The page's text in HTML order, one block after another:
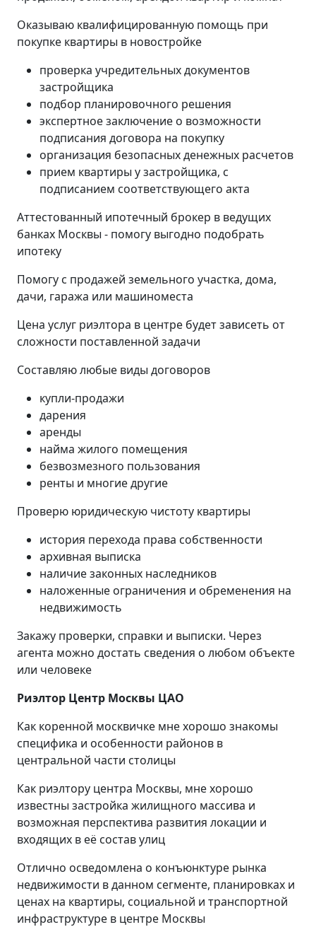
Оказываю квалифицированную помощь при
покупке квартиры в новостройке
проверка учредительных документов
застройщика
подбор планировочного решения
экспертное заключение о возможности
подписания договора на покупку
организация безопасных денежных расчетов
прием квартиры у застройщика, с
подписанием соответствующего акта
Аттестованный ипотечный брокер в ведущих
банках Москвы - помогу выгодно подобрать
ипотеку
Помогу с продажей земельного участка, дома,
дачи, гаража или машиноместа
Цена услуг риэлтора в центре будет зависеть от
сложности поставленной задачи
Составляю любые виды договоров
купли-продажи
дарения
аренды
найма жилого помещения
безвозмезного пользования
ренты и многие другие
Проверю юридическую чистоту квартиры
история перехода права собственности
архивная выписка
наличие законных наследников
наложенные ограничения и обременения на
недвижимость
Закажу проверки, справки и выписки. Через
агента можно достать сведения о любом объекте
или человеке
Риэлтор Центр Москвы ЦАО
Как коренной москвичке мне хорошо знакомы
специфика и особенности районов в
центральной части столицы
Как риэлтору центра Москвы, мне хорошо
известны застройка жилищного массива и
возможная перспектива развития локации и
входящих в её состав улиц
Отлично осведомлена о конъюнктуре рынка
недвижимости в данном сегменте, планировках и
ценах на квартиры, социальной и транспортной
инфраструктуре в центре Москвы